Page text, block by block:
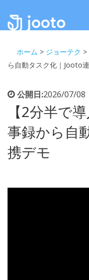
ホーム > ジョーテク >
ら自動タスク化｜Jooto
公開日:2026/07/08
【2分半で
事録から自
携デモ